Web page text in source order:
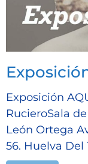
Exposición
RucieroSala
León Ortega
56. Huelva Del